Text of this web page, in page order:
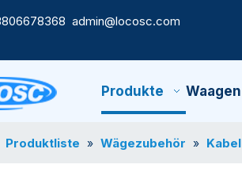
admin@locosc.com
Produkte Waagen
Produktliste » Wägezubehör » Kabel